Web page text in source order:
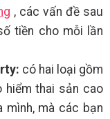
, các vấn đề sau
tiền cho mỗi lần
có hai loại gồm
hiểm thai sản cao
mình, mà các bạn